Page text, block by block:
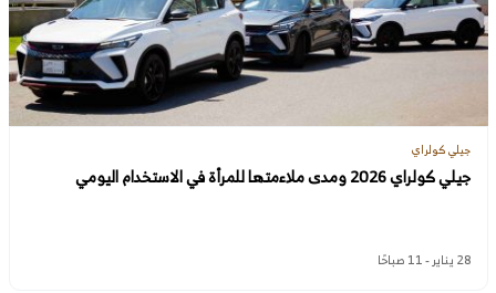
جيلي كولراي
جيلي كولراي 2026 ومدى ملاءمتها للمرأة في الاستخدام اليومي
28 يناير - 11 صباحًا